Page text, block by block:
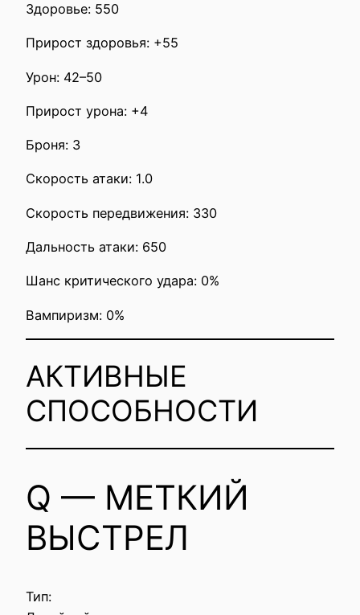
Здоровье: 550
Прирост здоровья: +55
Урон: 42–50
Прирост урона: +4
Броня: 3
Скорость атаки: 1.0
Скорость передвижения: 330
Дальность атаки: 650
Шанс критического удара: 0%
Вампиризм: 0%
АКТИВНЫЕ
СПОСОБНОСТИ
Q — МЕТКИЙ
ВЫСТРЕЛ
Тип: